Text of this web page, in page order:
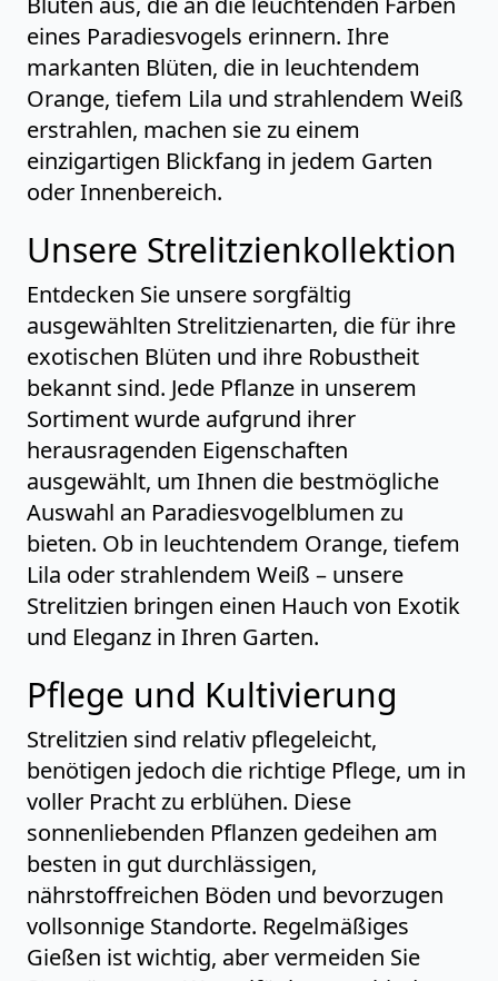
eines Paradiesvogels erinnern. Ihre
markanten Blüten, die in leuchtendem
Orange, tiefem Lila und strahlendem Weiß
erstrahlen, machen sie zu einem
einzigartigen Blickfang in jedem Garten
oder Innenbereich.
Unsere Strelitzienkollektion
Entdecken Sie unsere sorgfältig
ausgewählten Strelitzienarten, die für ihre
exotischen Blüten und ihre Robustheit
bekannt sind. Jede Pflanze in unserem
Sortiment wurde aufgrund ihrer
herausragenden Eigenschaften
ausgewählt, um Ihnen die bestmögliche
Auswahl an Paradiesvogelblumen zu
bieten. Ob in leuchtendem Orange, tiefem
Lila oder strahlendem Weiß – unsere
Strelitzien bringen einen Hauch von Exotik
und Eleganz in Ihren Garten.
Pflege und Kultivierung
Strelitzien sind relativ pflegeleicht,
benötigen jedoch die richtige Pflege, um in
voller Pracht zu erblühen. Diese
sonnenliebenden Pflanzen gedeihen am
besten in gut durchlässigen,
nährstoffreichen Böden und bevorzugen
vollsonnige Standorte. Regelmäßiges
Gießen ist wichtig, aber vermeiden Sie